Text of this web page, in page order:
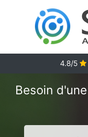
4.8/5
Besoin